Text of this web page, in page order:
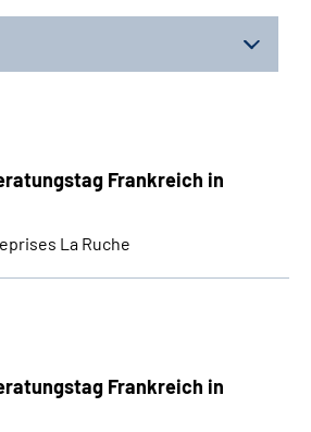
Frankreich in
La Ruche
Frankreich in